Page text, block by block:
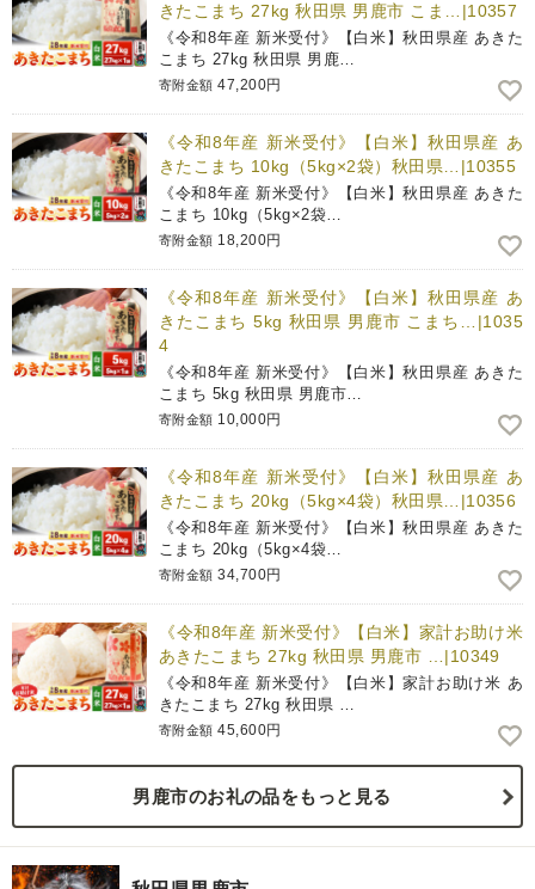
きたこまち 27kg 秋田県 男鹿市 こま…|10357
《令和8年産 新米受付》【白米】秋田県産 あきた
こまち 27kg 秋田県 男鹿…
寄附金額 47,200円
《令和8年産 新米受付》【白米】秋田県産 あ
きたこまち 10kg（5kg×2袋）秋田県…|10355
《令和8年産 新米受付》【白米】秋田県産 あきた
こまち 10kg（5kg×2袋…
寄附金額 18,200円
《令和8年産 新米受付》【白米】秋田県産 あ
きたこまち 5kg 秋田県 男鹿市 こまち…|1035
4
《令和8年産 新米受付》【白米】秋田県産 あきた
こまち 5kg 秋田県 男鹿市…
寄附金額 10,000円
《令和8年産 新米受付》【白米】秋田県産 あ
きたこまち 20kg（5kg×4袋）秋田県…|10356
《令和8年産 新米受付》【白米】秋田県産 あきた
こまち 20kg（5kg×4袋…
寄附金額 34,700円
《令和8年産 新米受付》【白米】家計お助け米
あきたこまち 27kg 秋田県 男鹿市 …|10349
《令和8年産 新米受付》【白米】家計お助け米 あ
きたこまち 27kg 秋田県 …
寄附金額 45,600円
男鹿市のお礼の品をもっと見る